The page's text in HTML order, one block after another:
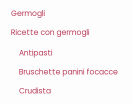
Germogli
Ricette con germogli
Antipasti
Bruschette panini focacce
Crudista